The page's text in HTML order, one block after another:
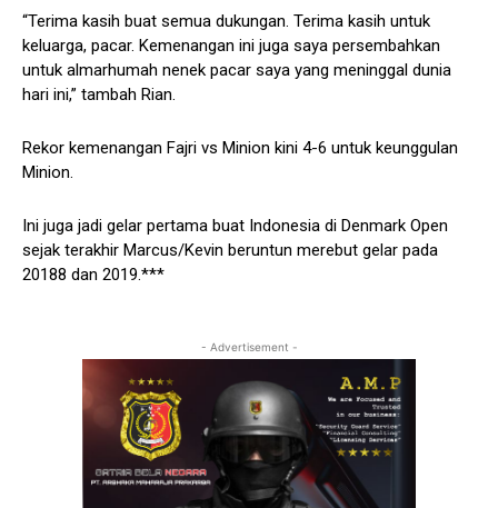
“Terima kasih buat semua dukungan. Terima kasih untuk
keluarga, pacar. Kemenangan ini juga saya persembahkan
untuk almarhumah nenek pacar saya yang meninggal dunia
hari ini,” tambah Rian.
Rekor kemenangan Fajri vs Minion kini 4-6 untuk keunggulan
Minion.
Ini juga jadi gelar pertama buat Indonesia di Denmark Open
sejak terakhir Marcus/Kevin beruntun merebut gelar pada
20188 dan 2019.***
- Advertisement -